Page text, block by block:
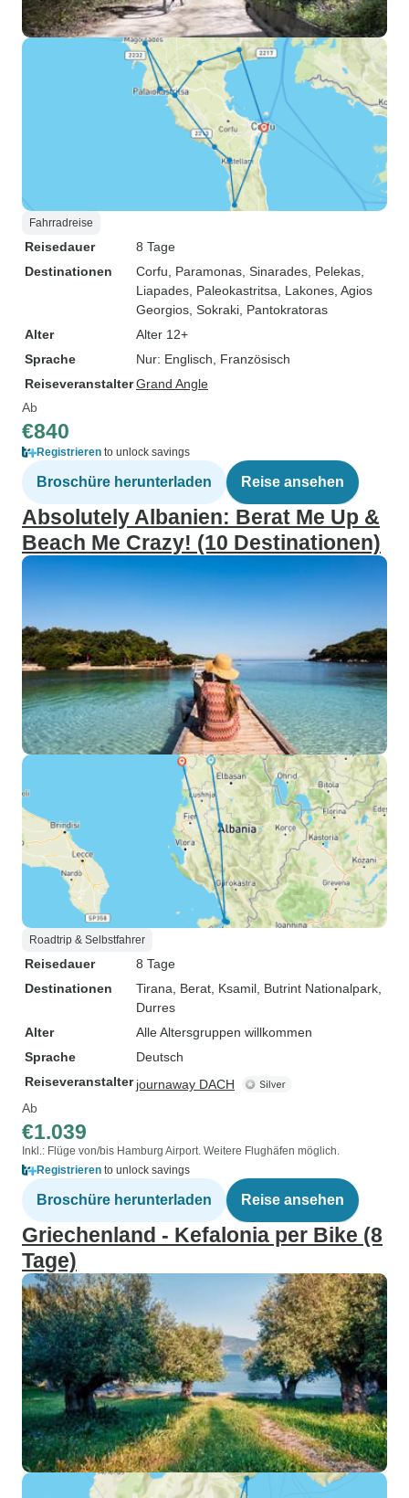
Fahrradreise
Reisedauer
8 Tage
Destinationen
Corfu , Paramonas , Sinarades , Pelekas
Liapades , Paleokastritsa , Lakones , Agios
Georgios , Sokraki , Pantokratoras
Alter
Alter 12+
Sprache
Nur: Englisch, Französisch
ReiseveranstalterGrand Angle
Ab
€840
Registrieren to unlock savings
Broschüre herunterladen Reise ansehen
Absolutely Albanien: Berat Me Up &
Beach Me Crazy! (10 Destinationen)
Roadtrip & Selbstfahrer
Reisedauer
8 Tage
Destinationen
Tirana , Berat , Ksamil , Butrint Nationalpark
Durres
Alter
Alle Altersgruppen willkommen
Sprache
Deutsch
Reiseveranstalter journaway DACH
Ab
€1.039
Inkl.: Flüge von/bis Hamburg Airport. Weitere Flughäfen möglich.
Registrieren to unlock savings
Broschüre herunterladen Reise ansehen
Griechenland - Kefalonia per Bike (8
Tage)